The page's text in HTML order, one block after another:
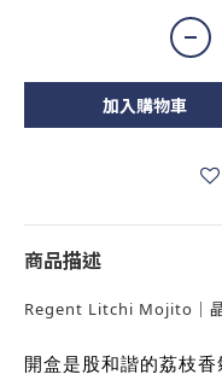
加入購物車
商品描述
Regent Litchi Mojito｜
開盒是股和諧的荔枝